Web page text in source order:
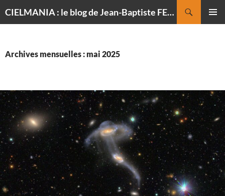
CIELMANIA : le blog de Jean-Baptiste FELDMANN, photographe du ciel
Archives mensuelles : mai 2025